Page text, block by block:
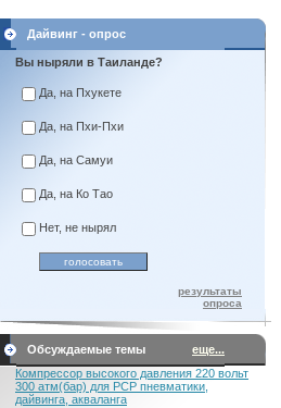
Дайвинг - опрос
Вы ныряли в Таиланде?
Да, на Пхукете
Да, на Пхи-Пхи
Да, на Самуи
Да, на Ко Тао
Нет, не нырял
результаты
опроса
Обсуждаемые темы
еще...
Компрессор высокого давления 220 вольт
300 атм(бар) для PCP пневматики,
дайвинга, акваланга